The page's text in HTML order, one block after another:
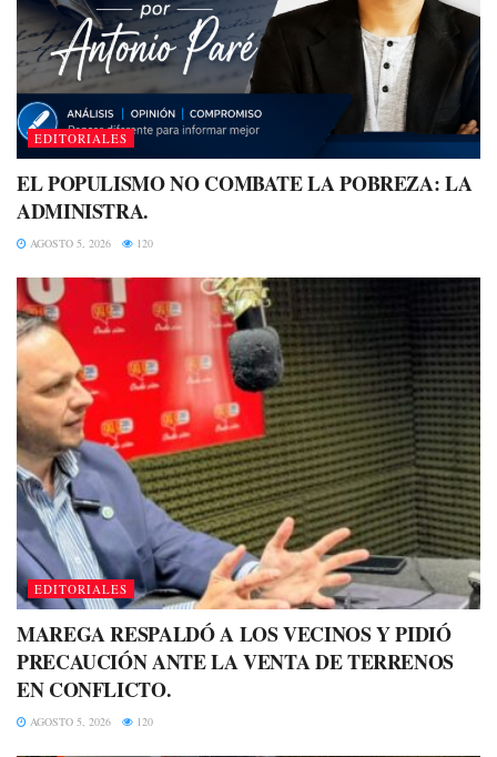
EDITORIALES
EL POPULISMO NO COMBATE LA POBREZA: LA
ADMINISTRA.
AGOSTO 5, 2026 120
EDITORIALES
MAREGA RESPALDÓ A LOS VECINOS Y PIDIÓ
PRECAUCIÓN ANTE LA VENTA DE TERRENOS
EN CONFLICTO.
AGOSTO 5, 2026 120